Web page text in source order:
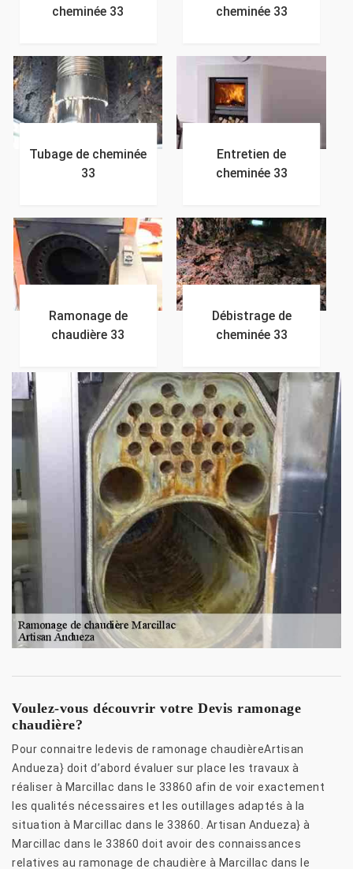
cheminée 33
cheminée 33
Tubage de cheminée
33
Entretien de
cheminée 33
Ramonage de
chaudière 33
Débistrage de
cheminée 33
Voulez-vous découvrir votre Devis ramonage
chaudière?
Pour connaitre ledevis de ramonage chaudièreArtisan
Andueza} doit d’abord évaluer sur place les travaux à
réaliser à Marcillac dans le 33860 afin de voir exactement
les qualités nécessaires et les outillages adaptés à la
situation à Marcillac dans le 33860. Artisan Andueza} à
Marcillac dans le 33860 doit avoir des connaissances
relatives au ramonage de chaudière à Marcillac dans le